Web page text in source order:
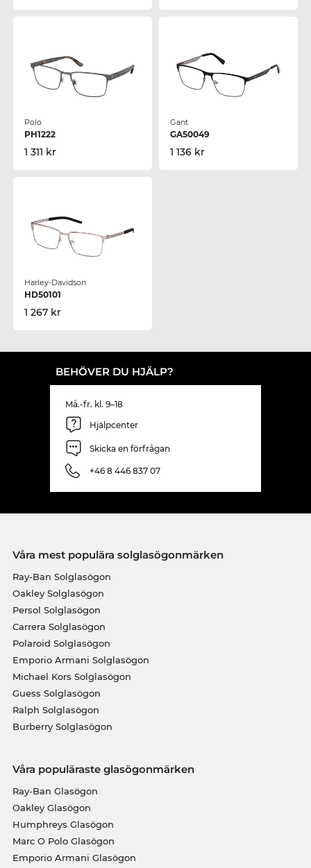
Polo
PH1222
1 311 kr
Gant
GA50049
1 136 kr
Harley-Davidson
HD50101
1 267 kr
BEHÖVER DU HJÄLP?
Må.-fr. kl. 9–18
Hjälpcenter
Skicka en förfrågan
+46 8 446 837 07
Våra mest populära solglasögonmärken
Ray-Ban Solglasögon
Oakley Solglasögon
Persol Solglasögon
Carrera Solglasögon
Polaroid Solglasögon
Emporio Armani Solglasögon
Michael Kors Solglasögon
Guess Solglasögon
Ralph Solglasögon
Burberry Solglasögon
Våra populäraste glasögonmärken
Ray-Ban Glasögon
Oakley Glasögon
Humphreys Glasögon
Marc O Polo Glasögon
Emporio Armani Glasögon